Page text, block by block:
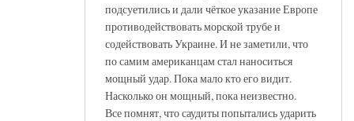
подсуетились и дали чёткое указание Европе
противодействовать морской трубе и
содействовать Украине. И не заметили, что
по самим американцам стал наноситься
мощный удар. Пока мало кто его видит.
Насколько он мощный, пока неизвестно.
Все помнят, что саудиты попытались ударить